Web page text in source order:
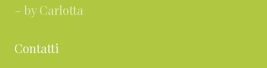
– by Carlotta
Contatti